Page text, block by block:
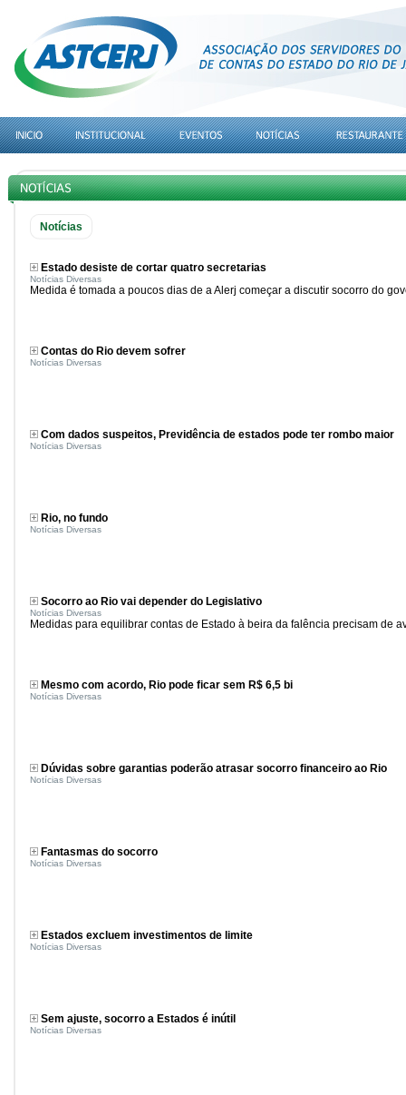
Notícias
Estado desiste de cortar quatro secretarias
Notícias Diversas
Medida é tomada a poucos dias de a Alerj começar a discutir socorro do
Contas do Rio devem sofrer
Notícias Diversas
Com dados suspeitos, Previdência de estados pode ter rombo maior
Notícias Diversas
Rio, no fundo
Notícias Diversas
Socorro ao Rio vai depender do Legislativo
Notícias Diversas
Medidas para equilibrar contas de Estado à beira da falência precisam de
Mesmo com acordo, Rio pode ficar sem R$ 6,5 bi
Notícias Diversas
Dúvidas sobre garantias poderão atrasar socorro financeiro ao Rio
Notícias Diversas
Fantasmas do socorro
Notícias Diversas
Estados excluem investimentos de limite
Notícias Diversas
Sem ajuste, socorro a Estados é inútil
Notícias Diversas